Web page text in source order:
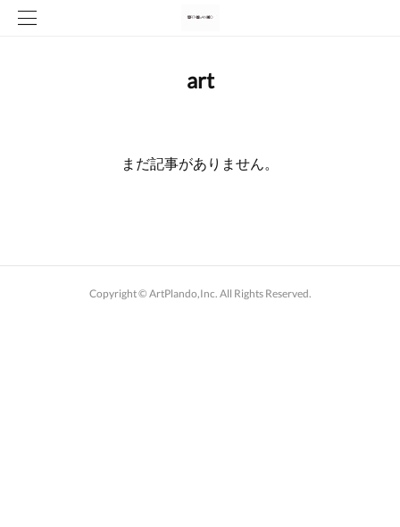
art
まだ記事がありません。
Copyright ©︎ ArtPlando,Inc. All Rights Reserved.